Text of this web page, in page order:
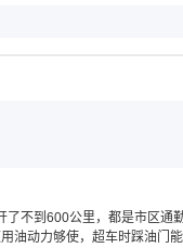
不到600公里，都是市区
油动力够使，超车时踩油门